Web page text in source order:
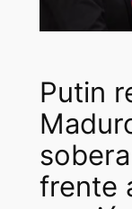
Putin
frente